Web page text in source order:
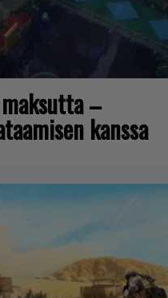
–
kanssa